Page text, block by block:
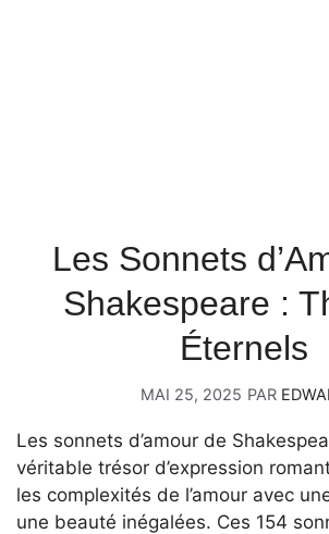
Les Sonnets
Shakespeare :
Éternels
MAI 25, 2025 PAR
Les sonnets d’amour de
véritable trésor d’expression
les complexités de l’amour avec
une beauté inégalées. Ces 154